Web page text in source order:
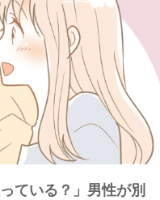
ている？」男性が別